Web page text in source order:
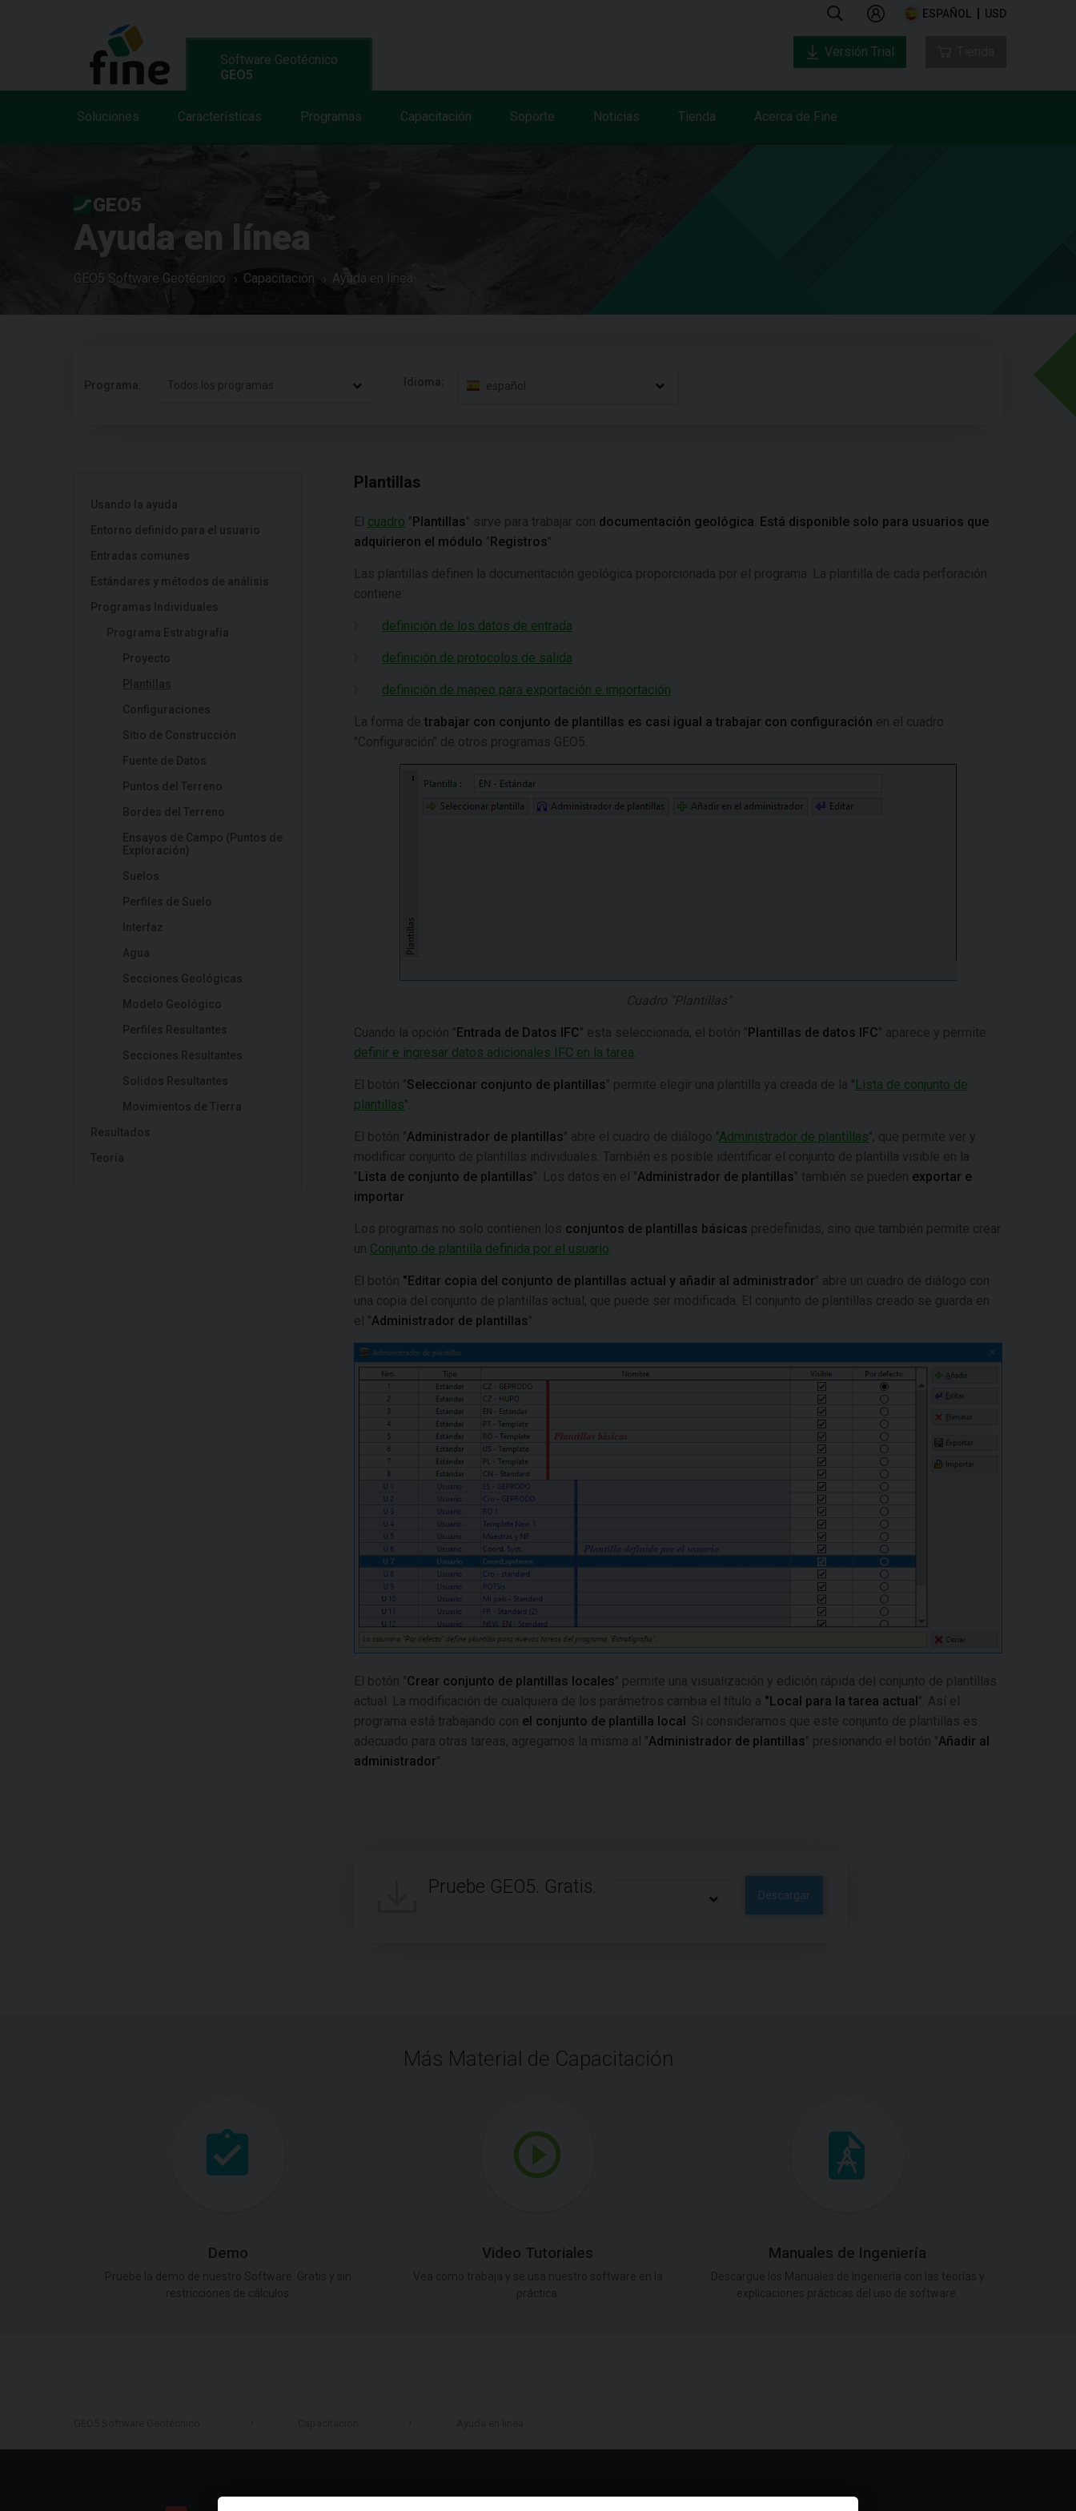
ESPAÑOL USD
Software Geotécnico
GEO5
Soluciones Características Programas Capacitación Soporte Noticias Tienda Acerca de Fine
Versión Trial
GEO5
Ayuda en línea
GEO5 Software Geotécnico Capacitación Ayuda en línea
Programa: Todos los programas Idioma: español
Usando la ayuda
Entorno definido para el usuario
Entradas comunes
Estándares y métodos de análisis
Programas Individuales
Programa Estratigrafía
Proyecto
Plantillas
Configuraciones
Sitio de Construcción
Fuente de Datos
Puntos del Terreno
Bordes del Terreno
Ensayos de Campo (Puntos de
Exploración)
Suelos
Perfiles de Suelo
Interfaz
Agua
Secciones Geológicas
Modelo Geológico
Perfiles Resultantes
Secciones Resultantes
Solidos Resultantes
Movimientos de Tierra
Resultados
Teoría
Plantillas
El cuadro "Plantillas" sirve para trabajar con documentación geológica Está disponible solo para usuarios que
adquirieron el módulo "Registros".
Las plantillas definen la documentación geológica proporcionada por el programa. La plantilla de cada perforación
contiene:
definición de los datos de entrada
definición de protocolos de salida
definición de mapeo para exportación e importación
La forma de trabajar con conjunto de plantillas es casi igual a trabajar con configuración en el cuadro
"Configuración" de otros programas GEO5.
Cuadro "Plantillas"
Cuando la opción "Entrada de Datos IFC" esta seleccionada, el botón "Plantillas de datos IFC" aparece y permite
definir e ingresar datos adicionales IFC en la tarea
El botón "Seleccionar conjunto de plantillas" permite elegir una plantilla ya creada de la "Lista de conjunto de
plantillas".
El botón "Administrador de plantillas" abre el cuadro de diálogo "Administrador de plantillas", que permite ver y
modificar conjunto de plantillas individuales. También es posible identificar el conjunto de plantilla visible en la
"Lista de conjunto de plantillas". Los datos en el "Administrador de plantillas" también se pueden exportar e
importar
Los programas no solo contienen los conjuntos de plantillas básicas predefinidas, sino que también permite crear
un Conjunto de plantilla definida por el usuario
El botón "Editar copia del conjunto de plantillas actual y añadir al administrador" abre un cuadro de diálogo con
una copia del conjunto de plantillas actual, que puede ser modificada. El conjunto de plantillas creado se guarda en
el "Administrador de plantillas".
El botón "Crear conjunto de plantillas locales" permite una visualización y edición rápida del conjunto de plantillas
actual. La modificación de cualquiera de los parámetros cambia el título a "Local para la tarea actual". Así el
programa está trabajando con el conjunto de plantilla local . Si consideramos que este conjunto de plantillas es
adecuado para otras tareas, agregamos la misma al "Administrador de plantillas" presionando el botón "Añadir al
administrador".
Pruebe GEO5. Gratis. Descargar
Más Material de Capacitación
Demo Video Tutoriales Manuales de Ingeniería